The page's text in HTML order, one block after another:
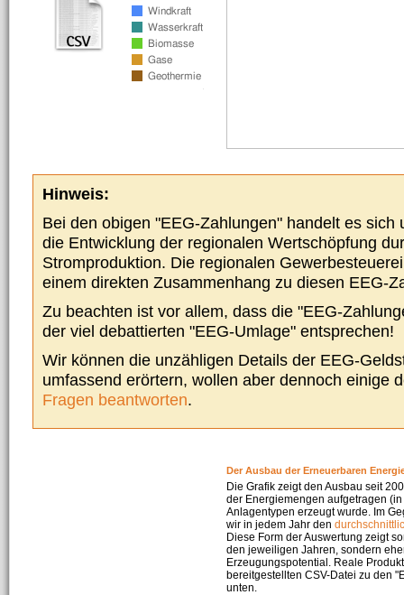
Hinweis:
Bei den obigen "EEG-Zahlungen" handelt es sich
die Entwicklung der regionalen Wertschöpfung
Stromproduktion. Die regionalen
einem direkten Zusammenhang zu diesen EEG-
Zu beachten ist vor allem, dass die "EEG-
der viel debattierten "EEG-Umlage" entsprechen!
Wir können die unzähligen Details der EEG-
umfassend erörtern, wollen aber dennoch einige
Fragen beantworten.
Der Ausbau der Erneuerbaren
Die Grafik zeigt den Ausbau seit
der Energiemengen aufgetragen
Anlagentypen erzeugt wurde. Im
wir in jedem Jahr den
Diese Form der Auswertung zeigt
den jeweiligen Jahren, sondern
Erzeugungspotential. Reale
bereitgestellten CSV-Datei zu den
unten.